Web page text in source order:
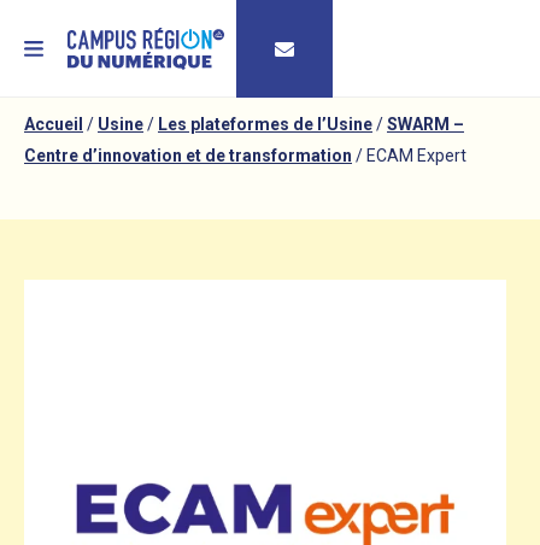
MENU
Accueil / Usine/ Les plateformes de l’Usine/SWARM –
Centre d’innovation et de transformation / ECAM Expert